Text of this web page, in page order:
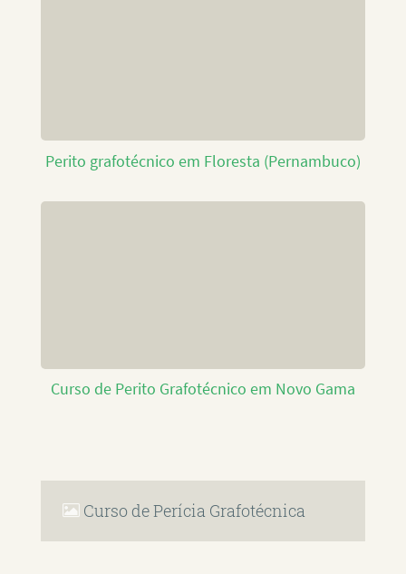
Perito grafotécnico em Floresta (Pernambuco)
Curso de Perito Grafotécnico em Novo Gama
Curso de Perícia Grafotécnica